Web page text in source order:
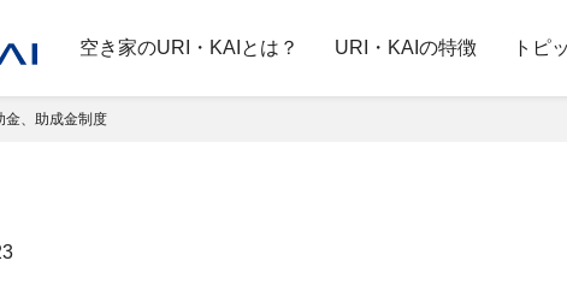
空き家のURI・KAIとは？ URI・KAIの特徴 トピ
、助成金制度